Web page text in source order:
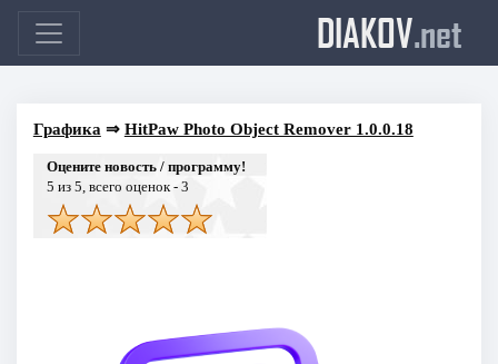
DIAKOV.net
Графика ⇒ HitPaw Photo Object Remover 1.0.0.18
Оцените новость / программу!
5 из 5, всего оценок - 3